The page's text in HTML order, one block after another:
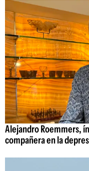
Alejandro Roemmers,
compañera en la